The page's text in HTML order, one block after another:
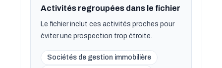
Activités regroupées dans le fichier
Le fichier inclut ces activités proches pour
éviter une prospection trop étroite.
Sociétés de gestion immobilière